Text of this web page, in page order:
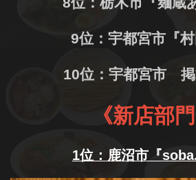
9位：宇都宮市『村
10位：宇都宮市 掲
《新店部門
1位：鹿沼市『